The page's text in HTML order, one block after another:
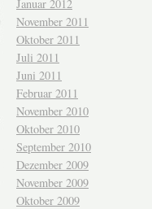
Januar 2012
November 2011
Oktober 2011
Juli 2011
Juni 2011
Februar 2011
November 2010
Oktober 2010
September 2010
Dezember 2009
November 2009
Oktober 2009